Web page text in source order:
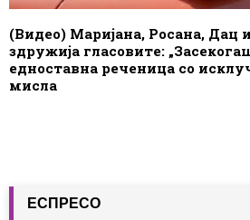
(Видео) Маријана, Росана, Дац
здружија гласовите:
едноставна реченица со
мисла
ЕСПРЕСО